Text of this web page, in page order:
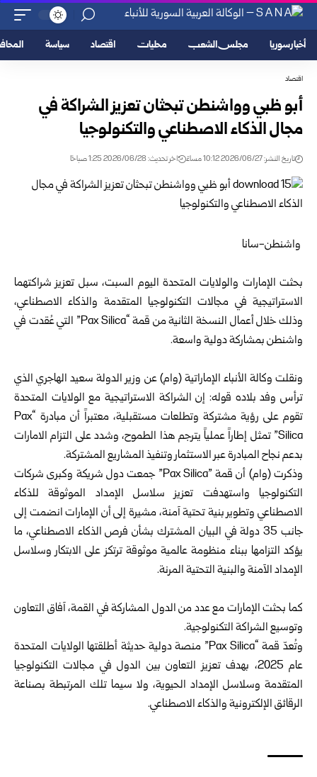
أخبار سوريا مجلس الشعب محليات اقتصاد سياسة
اقتصاد
أبو ظبي وواشنطن تبحثان تعزيز الشراكة في
مجال الذكاء الاصطناعي ‏والتكنولوجيا
تاريخ النشر: 2026/06/27 10:12 مساءً اخر تحديث: 2026/06/28 1:25 صباحًا
‏ ‏واشنطن-سانا
بحثت الإمارات والولايات المتحدة اليوم السبت، سبل تعزيز شراكتهما
‏الاستراتيجية في مجالات التكنولوجيا المتقدمة والذكاء الاصطناعي،
وذلك ‏خلال أعمال النسخة الثانية من قمة “‏Pax Silica‏” التي عُقدت في
واشنطن ‏بمشاركة دولية واسعة.‏
ونقلت وكالة الأنباء الإماراتية (وام) عن وزير الدولة سعيد الهاجري الذي
‏ترأس وفد بلاده قوله: إن الشراكة الاستراتيجية مع الولايات المتحدة
تقوم على ‏رؤية مشتركة وتطلعات مستقبلية، معتبراً أن مبادرة “‏Pax
Silica‏” تمثل ‏إطاراً عملياً يترجم هذا الطموح، وشدد على التزام الامارات
بدعم نجاح ‏المبادرة عبر الاستثمار وتنفيذ المشاريع المشتركة.‏
وذكرت (وام) أن قمة ‏”‏Pax Silica‏” ‏جمعت دول شريكة وكبرى شركات
‏التكنولوجيا واستهدفت تعزيز سلاسل الإمداد الموثوقة للذكاء
الاصطناعي ‏وتطوير بنية تحتية آمنة، مشيرة إلى أن الإمارات انضمت إلى
جانب 35 ‏دولة في البيان المشترك بشأن فرص الذكاء الاصطناعي، ما
يؤكد التزامها ‏ببناء منظومة عالمية موثوقة ترتكز على الابتكار وسلاسل
الإمداد الآمنة ‏والبنية التحتية المرنة.‏
كما بحثت الإمارات مع عدد من الدول المشاركة في ‏القمة، آفاق التعاون
وتوسيع الشراكة التكنولوجية.‏
وتُعدّ قمة “‏Pax Silica‏” منصة دولية حديثة أطلقتها الولايات المتحدة
عام ‌‏2025، بهدف تعزيز التعاون بين الدول في مجالات التكنولوجيا
المتقدمة ‏وسلاسل الإمداد الحيوية، ولا سيما تلك المرتبطة بصناعة
الرقائق ‏الإلكترونية والذكاء الاصطناعي.‏